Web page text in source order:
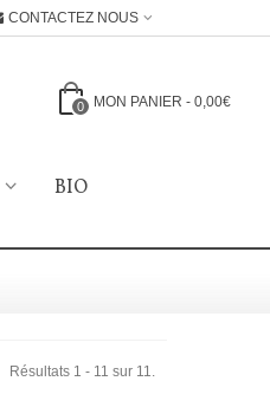
CONTACTEZ NOUS
0 MON PANIER - 0,00€
BIO
Résultats 1 - 11 sur 11.